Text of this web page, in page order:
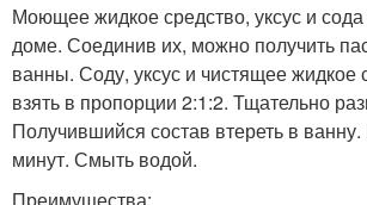
Моющее жидкое средство, уксус и
доме. Соединив их, можно получить
ванны. Соду, уксус и чистящее жидкое
взять в пропорции 2:1:2. Тщательно
Получившийся состав втереть в
минут. Смыть водой.